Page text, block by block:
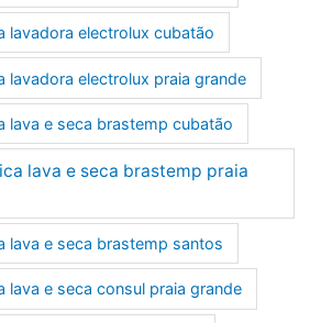
lavadora electrolux cubatão
lavadora electrolux praia grande
lava e seca brastemp cubatão
lava e seca brastemp praia
lava e seca brastemp santos
lava e seca consul praia grande